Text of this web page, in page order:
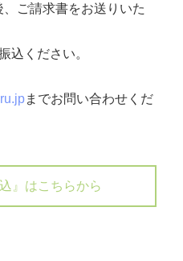
、ご請求書をお送りいた
込ください。
までお問い合わせくだ
』はこちらから